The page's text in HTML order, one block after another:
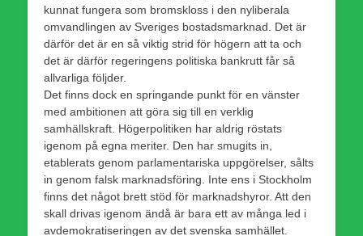
kunnat fungera som bromskloss i den nyliberala
omvandlingen av Sveriges bostadsmarknad. Det är
därför det är en så viktig strid för högern att ta och
det är därför regeringens politiska bankrutt får så
allvarliga följder.
Det finns dock en springande punkt för en vänster
med ambitionen att göra sig till en verklig
samhällskraft. Högerpolitiken har aldrig röstats
igenom på egna meriter. Den har smugits in,
etablerats genom parlamentariska uppgörelser, sålts
in genom falsk marknadsföring. Inte ens i Stockholm
finns det något brett stöd för marknadshyror. Att den
skall drivas igenom ändå är bara ett av många led i
avdemokratiseringen av det svenska samhället.